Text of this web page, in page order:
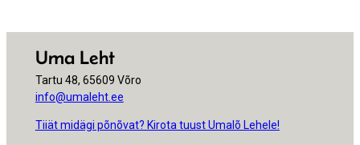
Uma Leht
Tartu 48, 65609 Võro
info@umaleht.ee
Tiiät midägi põnõvat? Kirota tuust Umalõ Lehele!